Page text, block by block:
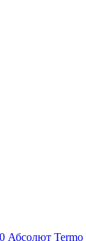
Абсолют Termo